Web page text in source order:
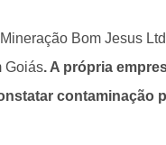
Bom Jesus
Goiás. A própria
contaminação